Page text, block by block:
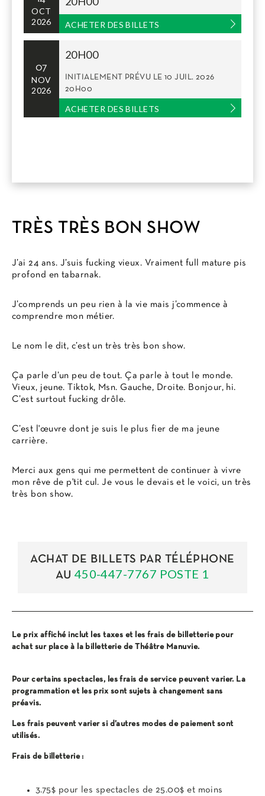
OCT
2026
ACHETER DES BILLETS
07
NOV
2026
20H00
INITIALEMENT PRÉVU LE 10 JUIL. 2026
20H00
ACHETER DES BILLETS
TRÈS TRÈS BON SHOW
J’ai 24 ans. J’suis fucking vieux. Vraiment full mature pis
profond en tabarnak.
J’comprends un peu rien à la vie mais j’commence à
comprendre mon métier.
Le nom le dit, c’est un très très bon show.
Ça parle d’un peu de tout. Ça parle à tout le monde.
Vieux, jeune. Tiktok, Msn. Gauche, Droite. Bonjour, hi.
C’est surtout fucking drôle.
C’est l'œuvre dont je suis le plus fier de ma jeune
carrière.
Merci aux gens qui me permettent de continuer à vivre
mon rêve de p'tit cul. Je vous le devais et le voici, un très
très bon show.
ACHAT DE BILLETS PAR TÉLÉPHONE
AU 450-447-7767 POSTE 1
Le prix affiché inclut les taxes et les frais de billetterie pour
achat sur place à la billetterie de Théâtre Manuvie.
Pour certains spectacles, les frais de service peuvent varier. La
programmation et les prix sont sujets à changement sans
préavis.
Les frais peuvent varier si d’autres modes de paiement sont
utilisés.
Frais de billetterie :
3.75$ pour les spectacles de 25.00$ et moins